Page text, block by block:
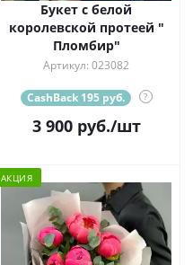
Букет с белой
королевской протеей "
Пломбир"
Артикул: 023082
CashBack 195 руб. ?
3 900руб./шт
АКЦИЯ